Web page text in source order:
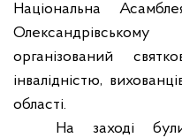
Національна
організований
інвалідністю,
області.
На заході